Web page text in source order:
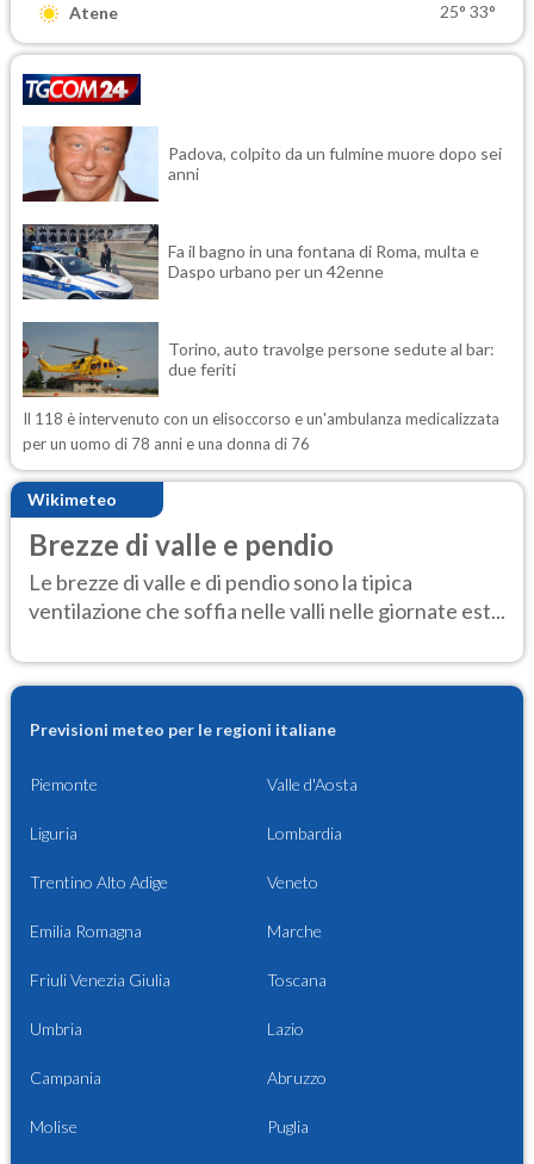
Atene 25° 33°
Padova, colpito da un fulmine muore dopo sei
anni
Fa il bagno in una fontana di Roma, multa e
Daspo urbano per un 42enne
Torino, auto travolge persone sedute al bar:
due feriti
Il 118 è intervenuto con un elisoccorso e un'ambulanza medicalizzata
per un uomo di 78 anni e una donna di 76
Wikimeteo
Brezze di valle e pendio
Le brezze di valle e di pendio sono la tipica
ventilazione che soffia nelle valli nelle giornate est...
Previsioni meteo per le regioni italiane
Piemonte Valle d'Aosta
Liguria Lombardia
Trentino Alto Adige Veneto
Emilia Romagna Marche
Friuli Venezia Giulia Toscana
Umbria Lazio
Campania Abruzzo
Molise Puglia